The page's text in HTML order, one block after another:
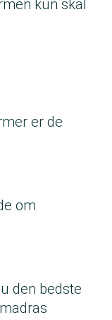
kun skal
er de
om
den bedste